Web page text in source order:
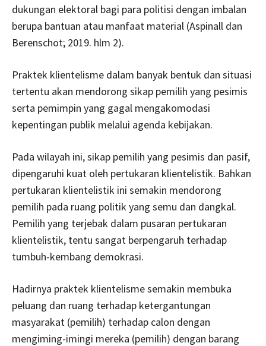
dukungan elektoral bagi para politisi dengan imbalan
berupa bantuan atau manfaat material (Aspinall dan
Berenschot; 2019. hlm 2).
Praktek klientelisme dalam banyak bentuk dan situasi
tertentu akan mendorong sikap pemilih yang pesimis
serta pemimpin yang gagal mengakomodasi
kepentingan publik melalui agenda kebijakan.
Pada wilayah ini, sikap pemilih yang pesimis dan pasif,
dipengaruhi kuat oleh pertukaran klientelistik. Bahkan
pertukaran klientelistik ini semakin mendorong
pemilih pada ruang politik yang semu dan dangkal.
Pemilih yang terjebak dalam pusaran pertukaran
klientelistik, tentu sangat berpengaruh terhadap
tumbuh-kembang demokrasi.
Hadirnya praktek klientelisme semakin membuka
peluang dan ruang terhadap ketergantungan
masyarakat (pemilih) terhadap calon dengan
mengiming-imingi mereka (pemilih) dengan barang